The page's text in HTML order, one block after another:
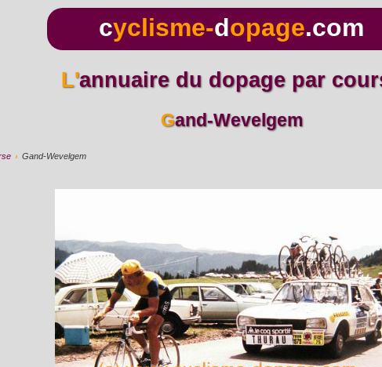
cyclisme-dopage.com
L'annuaire du dopage par
Gand-Wevelgem
› Gand-Wevelgem